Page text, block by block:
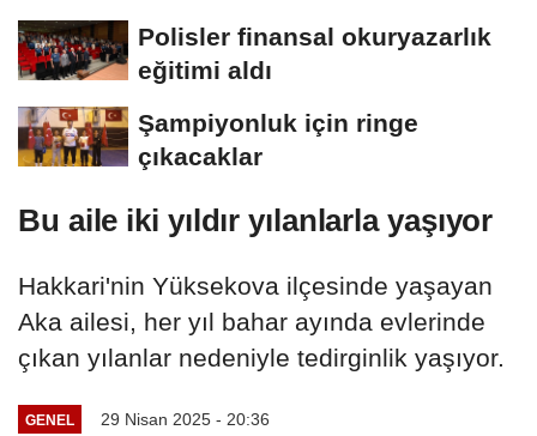
Polisler finansal okuryazarlık
eğitimi aldı
Şampiyonluk için ringe
çıkacaklar
Bu aile iki yıldır yılanlarla yaşıyor
Hakkari'nin Yüksekova ilçesinde yaşayan
Aka ailesi, her yıl bahar ayında evlerinde
çıkan yılanlar nedeniyle tedirginlik yaşıyor.
GENEL 29 Nisan 2025 - 20:36